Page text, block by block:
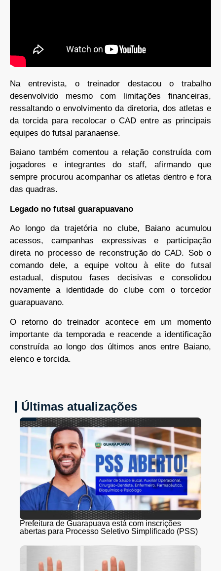
Na entrevista, o treinador destacou o trabalho
desenvolvido mesmo com limitações financeiras,
ressaltando o envolvimento da diretoria, dos atletas e
da torcida para recolocar o CAD entre as principais
equipes do futsal paranaense.
Baiano também comentou a relação construída com
jogadores e integrantes do staff, afirmando que
sempre procurou acompanhar os atletas dentro e fora
das quadras.
Legado no futsal guarapuavano
Ao longo da trajetória no clube, Baiano acumulou
acessos, campanhas expressivas e participação
direta no processo de reconstrução do CAD. Sob o
comando dele, a equipe voltou à elite do futsal
estadual, disputou fases decisivas e consolidou
novamente a identidade do clube com o torcedor
guarapuavano.
O retorno do treinador acontece em um momento
importante da temporada e reacende a identificação
construída ao longo dos últimos anos entre Baiano,
elenco e torcida.
Últimas atualizações
Prefeitura de Guarapuava está com inscrições
abertas para Processo Seletivo Simplificado (PSS)